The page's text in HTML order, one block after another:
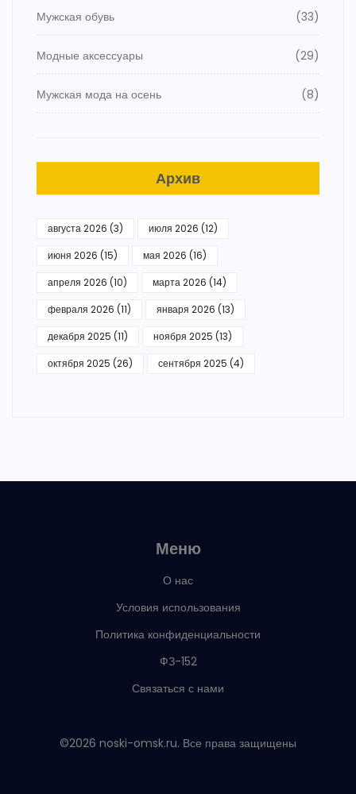
Мужская обувь (33)
Модные аксессуары (29)
Мужская мода на осень (8)
Архив
августа 2026 (3) июля 2026 (12)
июня 2026 (15) мая 2026 (16)
апреля 2026 (10) марта 2026 (14)
февраля 2026 (11) января 2026 (13)
декабря 2025 (11) ноября 2025 (13)
октября 2025 (26) сентября 2025 (4)
Меню
О нас
Условия использования
Политика конфиденциальности
ФЗ-152
Связаться с нами
©2026 noski-omsk.ru. Все права защищены